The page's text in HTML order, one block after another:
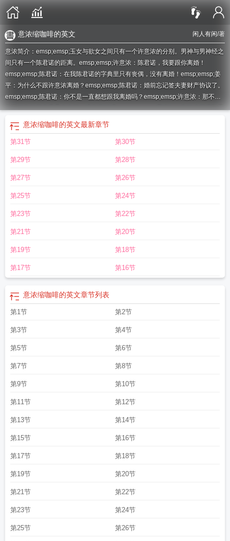
闲人有闲/著
意浓缩咖啡的英文
意浓简介：emsp;emsp;玉女与欲女之间只有一个许意浓的分别。男神与男神经之
间只有一个陈君诺的距离。emsp;emsp;许意浓：陈君诺，我要跟你离婚！
emsp;emsp;陈君诺：在我陈君诺的字典里只有丧偶，没有离婚！emsp;emsp;姜
平：为什么不跟许意浓离婚？emsp;emsp;陈君诺：婚前忘记签夫妻财产协议了。
emsp;emsp;陈君诺：你不是一直都想跟我离婚吗？emsp;emsp;许意浓：那不是
你说的你的字典里只有丧偶，没有离婚吗？emsp;emsp;周晓年：为什么不跟陈君
诺离婚？emsp;emsp;许意浓：会分很多钱，不知道一个人怎么花。emsp;emsp;
陈君诺：我会去法院申请确认我们的婚姻无效，解除同居关系，一分钱也不会给
你添麻烦的。emsp;emsp;许意浓：你敢去起诉，我分分钟让你丧偶！
影张学友秋意浓 揽你入怀栀意浓
接意浓是什么意思 邱意浓个人资料简介图片宝贝当家暖意浓
意浓秦意浓 陆为舟蒋南桉邱意浓
看秋风秋雨秋意浓 意浓闲人有闲
人有闲txt
霜降至秋意浓原奕迟顾意浓
许佳琪 意浓咖啡 意浓浓是什么意思
深意浓意浓名字寓意 人间处处喜气盈
酒临风诗意浓一封信休把私心情意浓两地情秦意浓唐若遥相思重难解百般
诗 意浓拼音梧桐叶黄秋意浓 末世大佬醋意浓
意浓缩咖啡的英文最新章节
第31节 第30节
第29节 第28节
第27节 第26节
第25节 第24节
第23节 第22节
第21节 第20节
第19节 第18节
第17节 第16节
意浓缩咖啡的英文章节列表
第1节 第2节
第3节 第4节
第5节 第6节
第7节 第8节
第9节 第10节
第11节 第12节
第13节 第14节
第15节 第16节
第17节 第18节
第19节 第20节
第21节 第22节
第23节 第24节
第25节 第26节